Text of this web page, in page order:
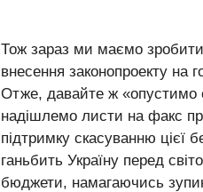
Тож зараз ми маємо
внесення законопроекту на
Отже, давайте ж «опустимо
надішлемо листи на факс
підтримку скасуванню цієї
ганьбить Україну перед
бюджети, намагаючись